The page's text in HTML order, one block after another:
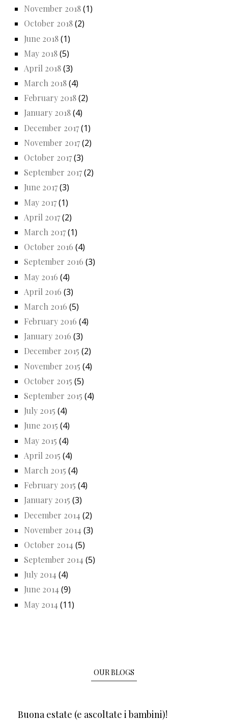
November 2018(1)
October 2018(2)
June 2018(1)
May 2018(5)
April 2018(3)
March 2018(4)
February 2018(2)
January 2018(4)
December 2017(1)
November 2017(2)
October 2017(3)
September 2017(2)
June 2017(3)
May 2017(1)
April 2017(2)
March 2017(1)
October 2016 (4)
September 2016 (3)
May 2016 (4)
April 2016 (3)
March 2016 (5)
February 2016 (4)
January 2016 (3)
December 2015 (2)
November 2015 (4)
October 2015 (5)
September 2015 (4)
July 2015 (4)
June 2015 (4)
May 2015 (4)
April 2015 (4)
March 2015 (4)
February 2015 (4)
January 2015 (3)
December 2014 (2)
November 2014 (3)
October 2014 (5)
September 2014 (5)
July 2014 (4)
June 2014 (9)
May 2014 (11)
OUR BLOGS
Buona estate (e ascoltate i bambini)!